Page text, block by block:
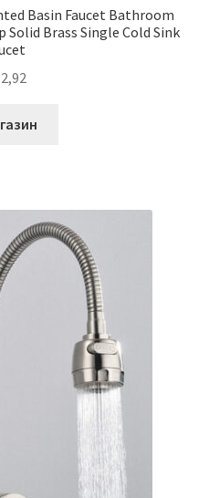
Basin Faucet Bathroom
Solid Brass Single Cold Sink